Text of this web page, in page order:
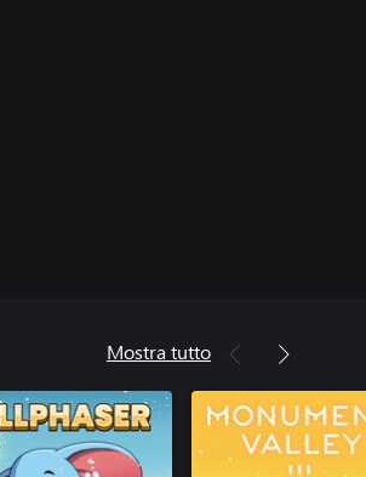
Mostra tutto